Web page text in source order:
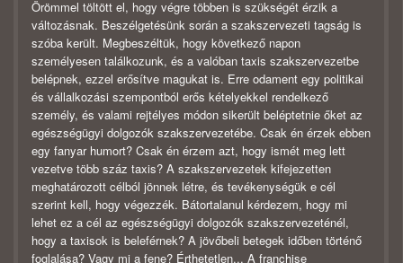
Örömmel töltött el, hogy végre többen is szükségét érzik a
változásnak. Beszélgetésünk során a szakszervezeti tagság is
szóba került. Megbeszéltük, hogy következő napon
személyesen találkozunk, és a valóban taxis szakszervezetbe
belépnek, ezzel erősítve magukat is. Erre odament egy politikai
és vállalkozási szempontból erős kételyekkel rendelkező
személy, és valami rejtélyes módon sikerült beléptetnie őket az
egészségügyi dolgozók szakszervezetébe. Csak én érzek ebben
egy fanyar humort? Csak én érzem azt, hogy ismét meg lett
vezetve több száz taxis? A szakszervezetek kifejezetten
meghatározott célból jönnek létre, és tevékenységük e cél
szerint kell, hogy végezzék. Bátortalanul kérdezem, hogy mi
lehet ez a cél az egészségügyi dolgozók szakszervezeténél,
hogy a taxisok is beleférnek? A jövőbeli betegek időben történő
foglalása? Vagy mi a fene? Érthetetlen... A franchise